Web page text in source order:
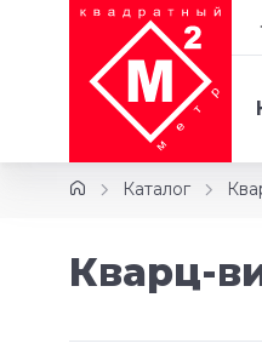
Каталог
Кварц-